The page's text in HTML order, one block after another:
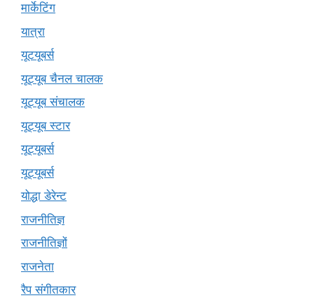
मार्केटिंग
यात्रा
यूटयूबर्स
यूट्यूब चैनल चालक
यूट्यूब संचालक
यूट्यूब स्टार
यूट्यूबर्स
यूट्‍यूबर्स
योद्धा डेरेन्ट
राजनीतिज्ञ
राजनीतिज्ञों
राजनेता
रैप संगीतकार